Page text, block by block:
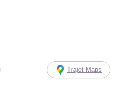
Trajet Maps